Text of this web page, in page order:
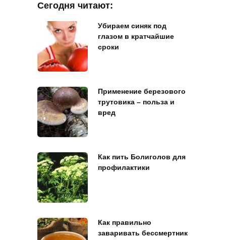
Сегодня читают:
Убираем синяк под
глазом в кратчайшие
сроки
Применение березового
трутовика – польза и
вред
Как пить Болиголов для
профилактики
Как правильно
заваривать бессмертник